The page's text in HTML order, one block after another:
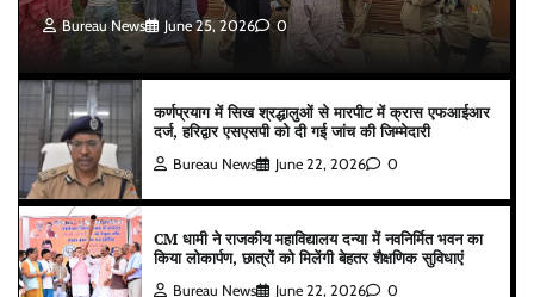
Bureau News June 25, 2026 0
कर्णप्रयाग में सिख श्रद्धालुओं से मारपीट में क्रास एफआईआर
दर्ज, हरिद्वार एसएसपी को दी गई जांच की जिम्मेदारी
Bureau News June 22, 2026 0
CM धामी ने राजकीय महाविद्यालय दन्या में नवनिर्मित भवन का
किया लोकार्पण, छात्रों को मिलेंगी बेहतर शैक्षणिक सुविधाएं
Bureau News June 22, 2026 0